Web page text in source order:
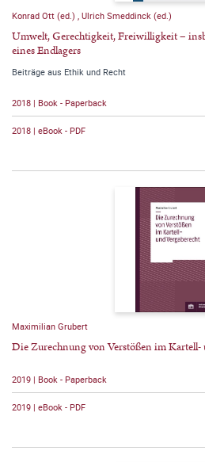
Konrad Ott (ed.) , Ulrich Smeddinck (ed.)
Umwelt, Gerechtigkeit, Freiwilligkeit –
eines Endlagers
Beiträge aus Ethik und Recht
2018 | Book - Paperback
2018 | eBook - PDF
Maximilian Grubert
Die Zurechnung von Verstößen im Kartell-
2019 | Book - Paperback
2019 | eBook - PDF